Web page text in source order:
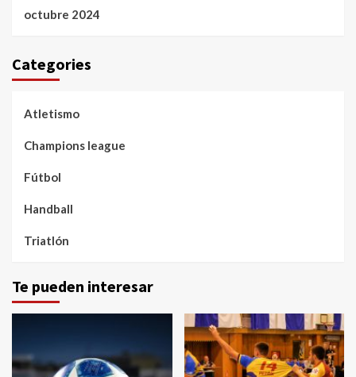
octubre 2024
Categories
Atletismo
Champions league
Fútbol
Handball
Triatlón
Te pueden interesar